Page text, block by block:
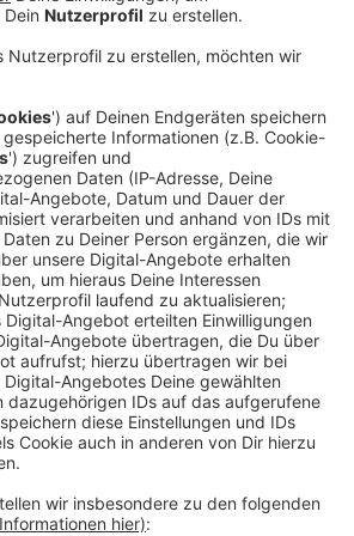
an dem neuen Tierheim.
dem Baumarkt hatten das
um Ihren Neubau zittern
Baustopp ist jetzt mit der
abgewendet. Das Tierschutz-
natürlich aber auch
bittet es Sie nochmal um
Das derzeitige
Dülmen und Lette ist alt.
ein neues in Goxel. Das soll Ende
sein.